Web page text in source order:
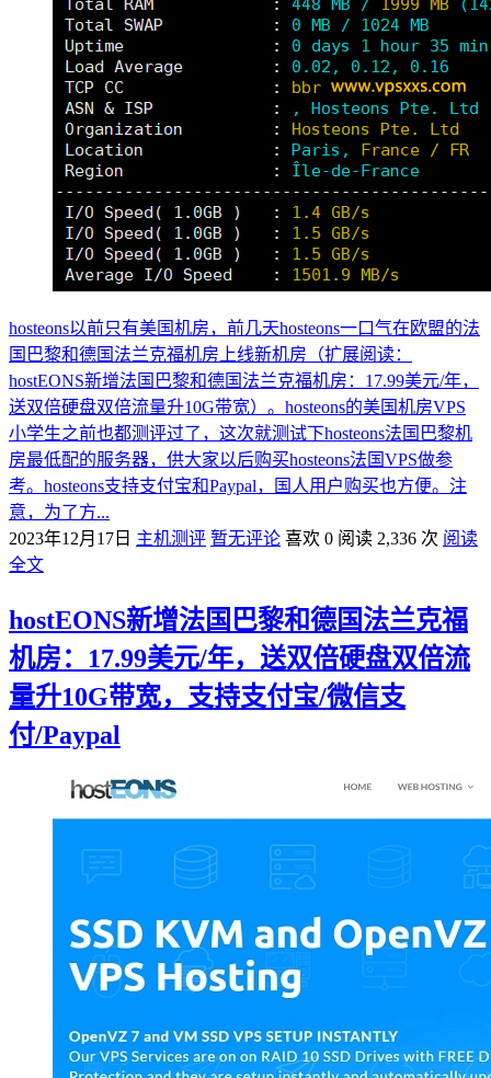
hosteons以前只有美国机房，前几天hosteons一口气在欧盟的法
国巴黎和德国法兰克福机房上线新机房（扩展阅读：
hostEONS新增法国巴黎和德国法兰克福机房：17.99美元/年，
送双倍硬盘双倍流量升10G带宽）。hosteons的美国机房VPS
小学生之前也都测评过了，这次就测试下hosteons法国巴黎机
房最低配的服务器，供大家以后购买hosteons法国VPS做参
考。hosteons支持支付宝和Paypal，国人用户购买也方便。注
意，为了方...
2023年12月17日 主机测评 暂无评论 喜欢 0 阅读 2,336 次 阅读
全文
hostEONS新增法国巴黎和德国法兰克福
机房：17.99美元/年，送双倍硬盘双倍流
量升10G带宽，支持支付宝/微信支
付/Paypal